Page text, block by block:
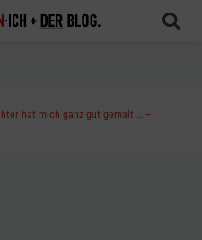
hat mich ganz gut gemalt … –